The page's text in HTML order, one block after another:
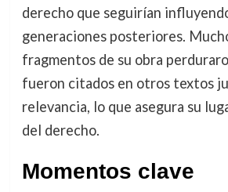
derecho que seguirían
generaciones posteriores.
fragmentos de su obra
fueron citados en otros textos
relevancia, lo que asegura su
del derecho.
Momentos clave